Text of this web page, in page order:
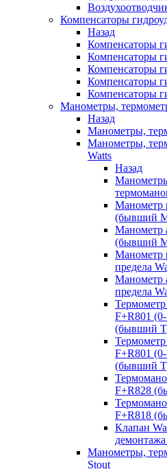
Компенсаторы
Назад
Компенсаторы
Компенсаторы
Компенсаторы
Компенсаторы
Компенсаторы
Манометры,
Назад
Манометры,
Манометры,
Watts
Назад
Манометр
(бывший
Манометр
(бывший
Манометр
предела
Манометр
предела
F+R801
(бывший
F+R801
(бывший
F+R828
F+R818
Клапан
Манометры,
Stout